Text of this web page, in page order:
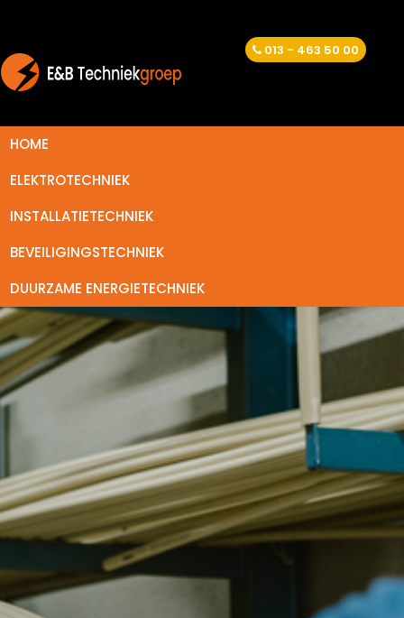
013 - 463 50 00
HOME
ELEKTROTECHNIEK
INSTALLATIETECHNIEK
BEVEILIGINGSTECHNIEK
DUURZAME ENERGIETECHNIEK